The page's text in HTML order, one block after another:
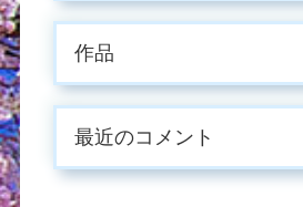
作品
最近のコメント